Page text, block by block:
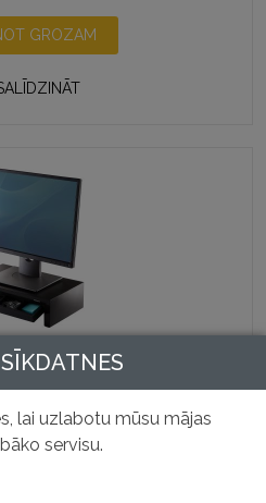
GROZAM
monitora paliktnis
€
lai uzlabotu mūsu mājas
servisu.